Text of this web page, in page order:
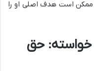
ممکن است هدف اصلی او را
خواسته: حق